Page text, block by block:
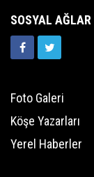
SOSYAL AĞLAR
Foto Galeri
Köşe Yazarları
Yerel Haberler